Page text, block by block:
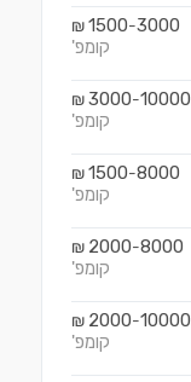
1500-3000
₪
קומפ'
3000-10000
₪
קומפ'
1500-8000
₪
קומפ'
2000-8000
₪
קומפ'
2000-10000
₪
קומפ'